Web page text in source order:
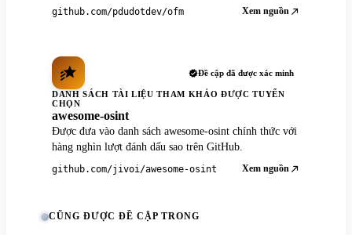
github.com/pdudotdev/ofm Xem nguồn
Đề cập đã được xác minh
DANH SÁCH TÀI LIỆU THAM KHẢO ĐƯỢC TUYỂN
CHỌN
awesome-osint
Được đưa vào danh sách awesome-osint chính thức với
hàng nghìn lượt đánh dấu sao trên GitHub.
github.com/jivoi/awesome-osint Xem nguồn
CŨNG ĐƯỢC ĐỀ CẬP TRONG